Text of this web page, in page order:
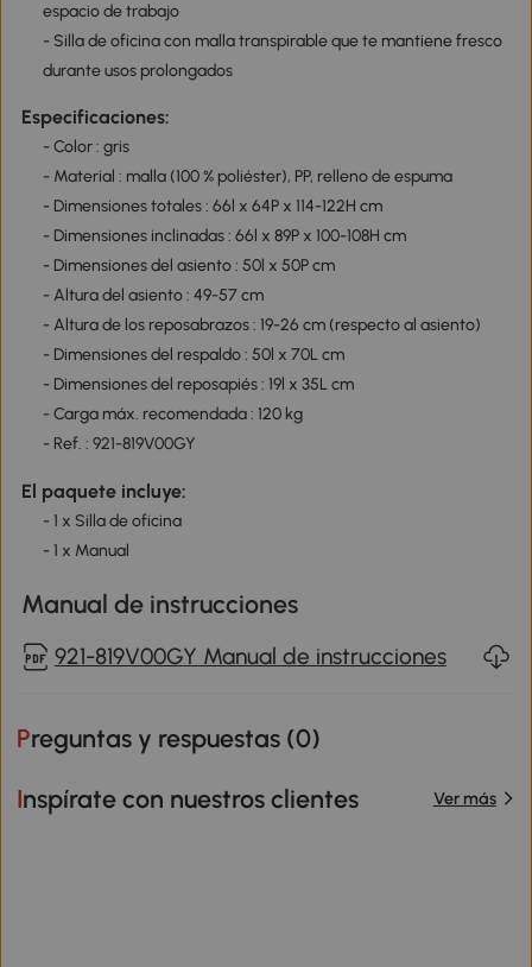
espacio de trabajo
- Silla de oficina con malla transpirable que te mantiene fresco
durante usos prolongados
Especificaciones:
- Color : gris
- Material : malla (100 % poliéster), PP, relleno de espuma
- Dimensiones totales : 66l x 64P x 114-122H cm
- Dimensiones inclinadas : 66l x 89P x 100-108H cm
- Dimensiones del asiento : 50l x 50P cm
- Altura del asiento : 49-57 cm
- Altura de los reposabrazos : 19-26 cm (respecto al asiento)
- Dimensiones del respaldo : 50l x 70L cm
- Dimensiones del reposapiés : 19l x 35L cm
- Carga máx. recomendada : 120 kg
- Ref. : 921-819V00GY
El paquete incluye:
- 1 x Silla de oficina
- 1 x Manual
Manual de instrucciones
921-819V00GY Manual de instrucciones
Preguntas y respuestas (0)
Inspírate con nuestros clientes Ver más